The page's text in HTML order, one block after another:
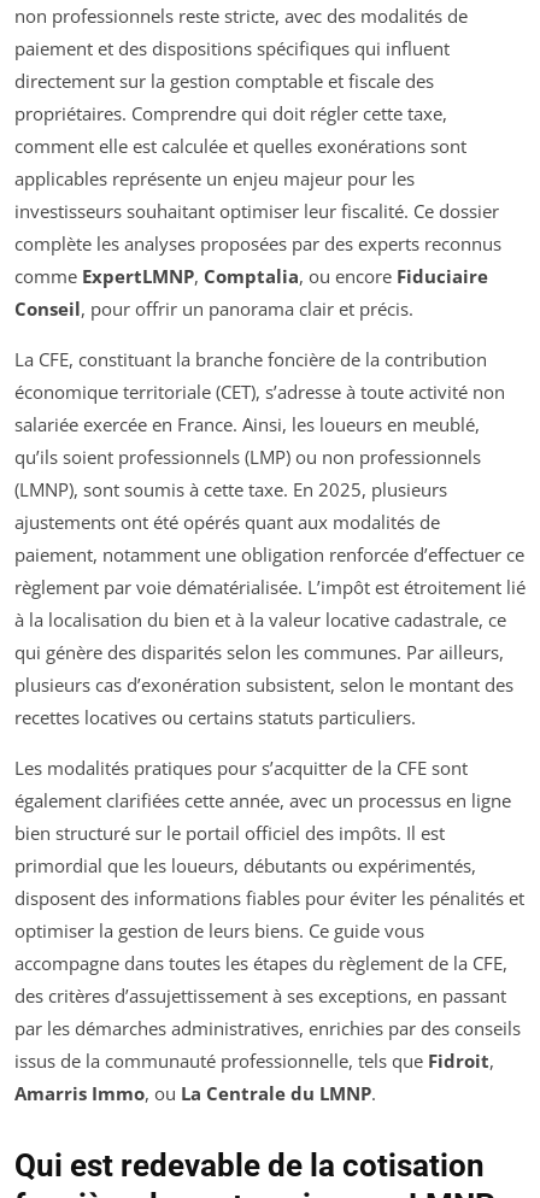
non professionnels reste stricte, avec des modalités de
paiement et des dispositions spécifiques qui influent
directement sur la gestion comptable et fiscale des
propriétaires. Comprendre qui doit régler cette taxe,
comment elle est calculée et quelles exonérations sont
applicables représente un enjeu majeur pour les
investisseurs souhaitant optimiser leur fiscalité. Ce dossier
complète les analyses proposées par des experts reconnus
comme ExpertLMNP, Comptalia, ou encore Fiduciaire
Conseil, pour offrir un panorama clair et précis.
La CFE, constituant la branche foncière de la contribution
économique territoriale (CET), s’adresse à toute activité non
salariée exercée en France. Ainsi, les loueurs en meublé,
qu’ils soient professionnels (LMP) ou non professionnels
(LMNP), sont soumis à cette taxe. En 2025, plusieurs
ajustements ont été opérés quant aux modalités de
paiement, notamment une obligation renforcée d’effectuer ce
règlement par voie dématérialisée. L’impôt est étroitement lié
à la localisation du bien et à la valeur locative cadastrale, ce
qui génère des disparités selon les communes. Par ailleurs,
plusieurs cas d’exonération subsistent, selon le montant des
recettes locatives ou certains statuts particuliers.
Les modalités pratiques pour s’acquitter de la CFE sont
également clarifiées cette année, avec un processus en ligne
bien structuré sur le portail officiel des impôts. Il est
primordial que les loueurs, débutants ou expérimentés,
disposent des informations fiables pour éviter les pénalités et
optimiser la gestion de leurs biens. Ce guide vous
accompagne dans toutes les étapes du règlement de la CFE,
des critères d’assujettissement à ses exceptions, en passant
par les démarches administratives, enrichies par des conseils
issus de la communauté professionnelle, tels que Fidroit,
Amarris Immo, ou La Centrale du LMNP.
Qui est redevable de la cotisation